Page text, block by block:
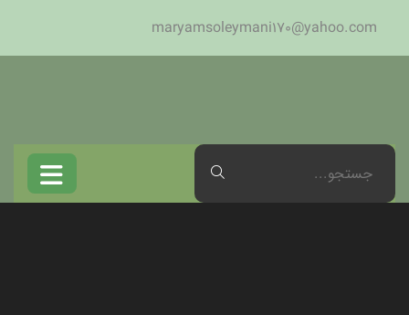
maryamsoleymani170@yahoo.com